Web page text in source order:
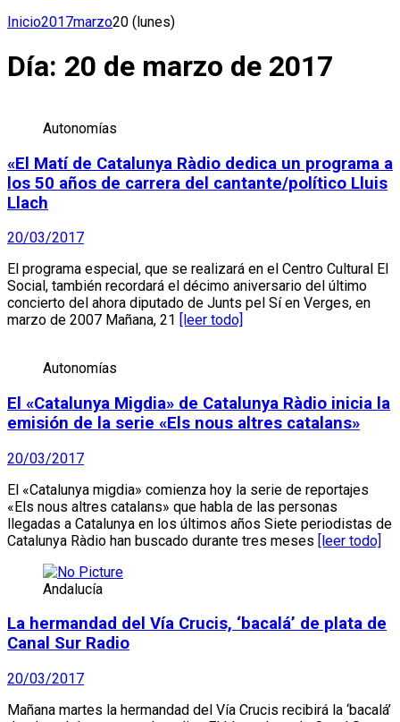
Inicio2017marzo20 (lunes)
Día: 20 de marzo de 2017
Autonomías
«El Matí de Catalunya Ràdio dedica un programa a
los 50 años de carrera del cantante/político Lluis
Llach
20/03/2017
El programa especial, que se realizará en el Centro Cultural El
Social, también recordará el décimo aniversario del último
concierto del ahora diputado de Junts pel Sí en Verges, en
marzo de 2007 Mañana, 21
[leer todo]
Autonomías
El «Catalunya Migdia» de Catalunya Ràdio inicia la
emisión de la serie «Els nous altres catalans»
20/03/2017
El «Catalunya migdia» comienza hoy la serie de reportajes
«Els nous altres catalans» que habla de las personas
llegadas a Catalunya en los últimos años Siete periodistas de
Catalunya Ràdio han buscado durante tres meses [leer todo]
Andalucía
La hermandad del Vía Crucis, ‘bacalá’ de plata de
Canal Sur Radio
20/03/2017
Mañana martes la hermandad del Vía Crucis recibirá la ‘bacalá’